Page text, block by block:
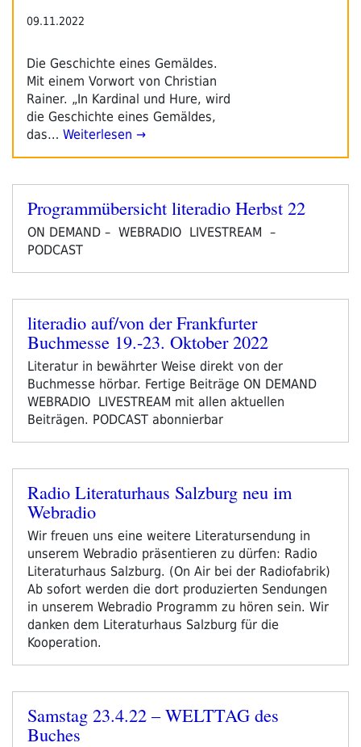
09.11.2022
Die Geschichte eines Gemäldes.
Mit einem Vorwort von Christian
Rainer. „In Kardinal und Hure, wird
die Geschichte eines Gemäldes,
das… Weiterlesen →
Veröffentlicht
Programmübersicht literadio Herbst 22
ON DEMAND – WEBRADIO LIVESTREAM –
PODCAST
Veröffentlicht
am
literadio auf/von der Frankfurter
Buchmesse 19.-23. Oktober 2022
Literatur in bewährter Weise direkt von der
Buchmesse hörbar. Fertige Beiträge ON DEMAND
WEBRADIO LIVESTREAM mit allen aktuellen
Beiträgen. PODCAST abonnierbar
Veröffentlicht
am
Radio Literaturhaus Salzburg neu im
Webradio
Wir freuen uns eine weitere Literatursendung in
unserem Webradio präsentieren zu dürfen: Radio
Literaturhaus Salzburg. (On Air bei der Radiofabrik)
Ab sofort werden die dort produzierten Sendungen
in unserem Webradio Programm zu hören sein. Wir
danken dem Literaturhaus Salzburg für die
Kooperation.
Veröffentlicht
am
Samstag 23.4.22 – WELTTAG des
Buches